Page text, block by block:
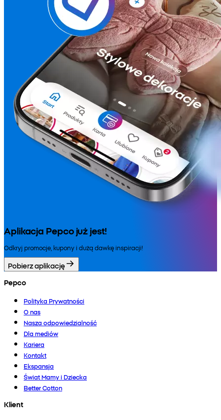
Aplikacja Pepco już jest!
Odkryj promocje, kupony i dużą dawkę inspiracji!
Pobierz aplikację
Pepco
Polityka Prywatności
O nas
Nasza odpowiedzialność
Dla mediów
Kariera
Kontakt
Ekspansja
Świat Mamy i Dziecka
Better Cotton
Klient